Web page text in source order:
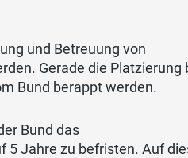
und Betreuung von
Gerade die Platzierung
Bund berappt werden.
Bund das
5 Jahre zu befristen. Auf